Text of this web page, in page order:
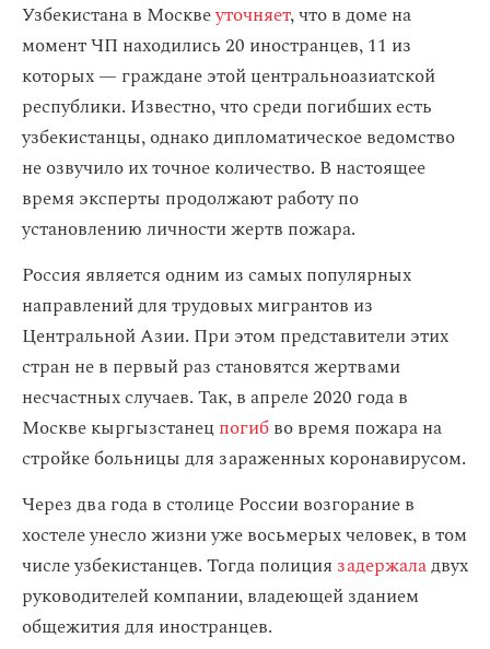
Узбекистана в Москвеуточняет, что в доме на
момент ЧП находились 20 иностранцев, 11 из
которых — граждане этой центральноазиатской
республики. Известно, что среди погибших есть
узбекистанцы, однако дипломатическое ведомство
не озвучило их точное количество. В настоящее
время эксперты продолжают работу по
установлению личности жертв пожара.
Россия является одним из самых популярных
направлений для трудовых мигрантов из
Центральной Азии. При этом представители этих
стран не в первый раз становятся жертвами
несчастных случаев. Так, в апреле 2020 года в
Москве кыргызстанецпогибво время пожара на
стройке больницы для зараженных коронавирусом.
Через два года в столице России возгорание в
хостеле унесло жизни уже восьмерых человек, в том
числе узбекистанцев. Тогда полиция задержаладвух
руководителей компании, владеющей зданием
общежития для иностранцев.